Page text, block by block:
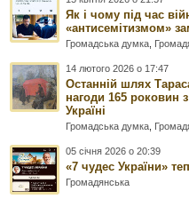
Як і чому під час
«антисемітизмом»
Громадська думка
14 лютого 2026 о 17:47
Останній шлях
нагоди 165 роковин
Україні
Громадська думка
05 січня 2026 о 20:39
«7 чудес України»
Громадянська